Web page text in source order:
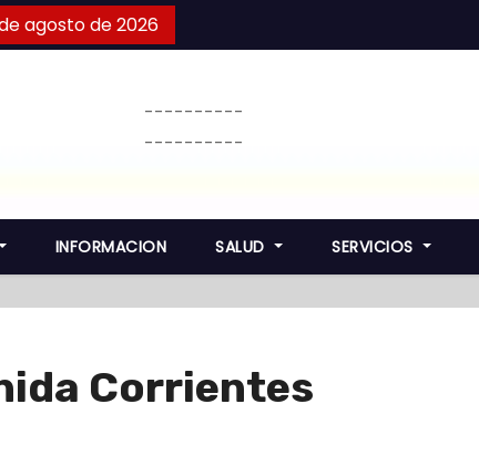
agosto de 2026
----------
----------
INFORMACION SALUD SERVICIOS
Corrientes